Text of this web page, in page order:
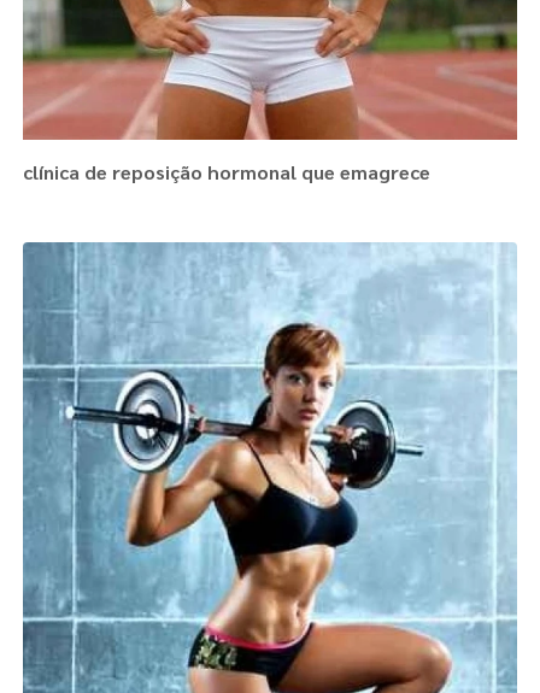
clínica de reposição hormonal que emagrece